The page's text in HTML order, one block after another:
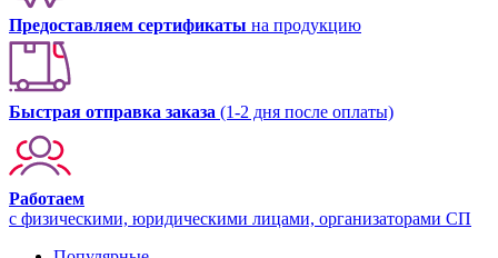
Предоставляем сертификаты на продукцию
Быстрая отправка заказа (1-2 дня после оплаты)
Работаем
с физическими, юридическими лицами, организаторами СП